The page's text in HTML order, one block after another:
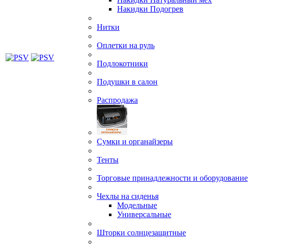
Накидки Подогрев
Нитки
Оплетки на руль
Подлокотники
Подушки в салон
Распродажа
Сумки и органайзеры
Тенты
Торговые принадлежности и оборудование
Чехлы на сиденья
Модельные
Универсальные
Шторки солнцезащитные